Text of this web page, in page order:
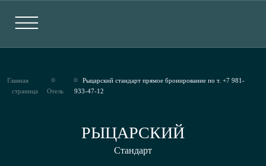
Главная
страница
Отель
Рыцарский стандарт прямое бронирование по т. +7 981-
933-47-12
РЫЦАРСКИЙ
Стандарт